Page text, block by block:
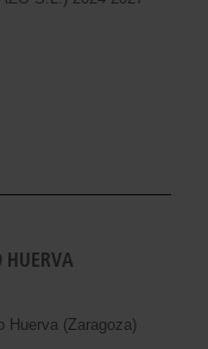
HUERVA
Huerva (Zaragoza)